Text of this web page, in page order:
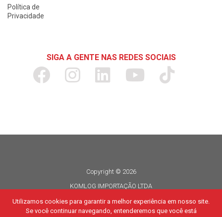
Política de
Privacidade
SIGA A GENTE NAS REDES SOCIAIS
Copyright © 2026
KOMLOG IMPORTAÇÃO LTDA
CNPJ 06.114.935/0015-80
Todos os direitos reservados
Utilizamos cookies para garantir a melhor experiência em nosso site.
Se você continuar navegando, entenderemos que você está